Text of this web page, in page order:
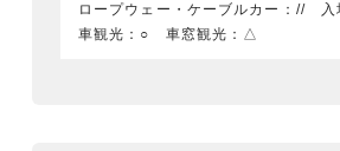
ロープウェー・ケーブルカー：//
車観光：○ 車窓観光：△